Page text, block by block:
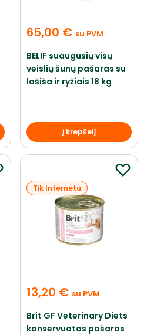
65,00 € su PVM
BELIF suaugusių visų
veislių šunų pašaras su
lašiša ir ryžiais 18 kg
Į krepšelį
13,20 € su PVM
Tik Internetu
Brit GF Veterinary Diets
konservuotas pašaras